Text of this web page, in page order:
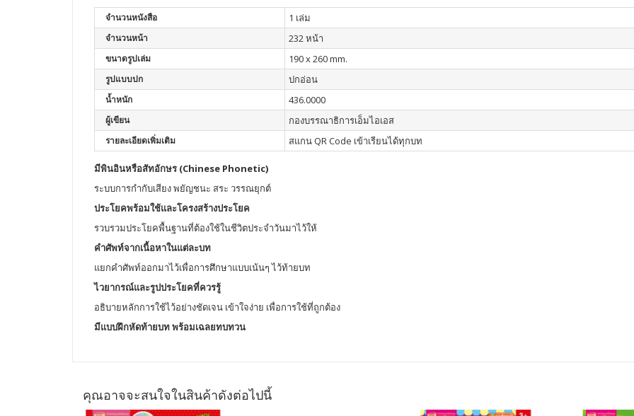
จำนวนหนังสือ 1 เล่ม
จำนวนหน้า 232 หน้า
ขนาดรูปเล่ม 190 x 260 mm.
รูปแบบปก ปกอ่อน
น้ำหนัก 436.0000
ผู้เขียน กองบรรณาธิการเอ็มไอเอส
รายละเอียดเพิ่มเติม สแกน QR Code เข้าเรียนได้ทุกบท
มีพินอินหรือสัทอักษร (Chinese Phonetic)
ระบบการกำกับเสียง พยัญชนะ สระ วรรณยุกต์
ประโยคพร้อมใช้และโครงสร้างประโยค
รวบรวมประโยคพื้นฐานที่ต้องใช้ในชีวิตประจำวันมาไว้ให้
คำศัพท์จากเนื้อหาในแต่ละบท
แยกคำศัพท์ออกมาไว้เพื่อการศึกษาแบบเน้นๆ ไว้ท้ายบท
ไวยากรณ์และรูปประโยคที่ควรรู้
อธิบายหลักการใช้ไว้อย่างชัดเจน เข้าใจง่าย เพื่อการใช้ที่ถูกต้อง
มีแบบฝึกหัดท้ายบท พร้อมเฉลยทบทวน
คุณอาจจะสนใจในสินค้าดังต่อไปนี้